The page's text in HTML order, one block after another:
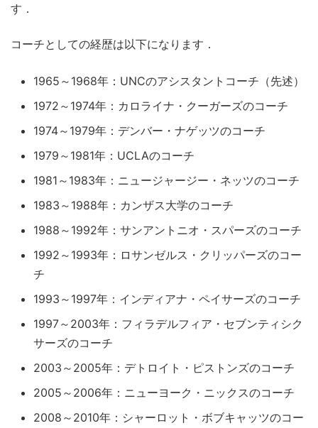
す．
コーチとしての経歴は以下になります．
1965～1968年：UNCのアシスタントコーチ（先述）
1972～1974年：カロライナ・クーガーズのコーチ
1974～1979年：デンバー・ナゲッツのコーチ
1979～1981年：UCLAのコーチ
1981～1983年：ニュージャージー・ネッツのコーチ
1983～1988年：カンザス大学のコーチ
1988～1992年：サンアントニオ・スパーズのコーチ
1992～1993年：ロサンゼルス・クリッパーズのコー
チ
1993～1997年：インディアナ・ペイサーズのコーチ
1997～2003年：フィラデルフィア・セブンティシク
サーズのコーチ
2003～2005年：デトロイト・ピストンズのコーチ
2005～2006年：ニューヨーク・ニックスのコーチ
2008～2010年：シャーロット・ボブキャッツのコー